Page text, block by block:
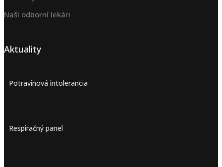
Naši odborní lekári
Aktuality
Potravinová intolerancia
Respiračný panel